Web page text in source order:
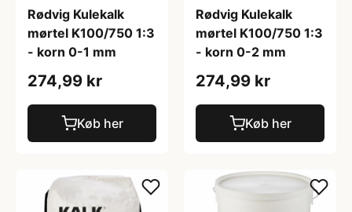
Rødvig Kulekalk
mørtel K100/750 1:3
- korn 0-1 mm
274,99 kr
Køb her
Rødvig Kulekalk
mørtel K100/750 1:3
- korn 0-2 mm
274,99 kr
Køb her